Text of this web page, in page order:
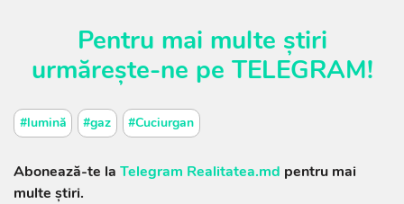
Pentru mai multe știri
urmărește-ne pe TELEGRAM!
#lumină #gaz #Cuciurgan
Abonează-te la Telegram Realitatea.md pentru mai
multe știri.